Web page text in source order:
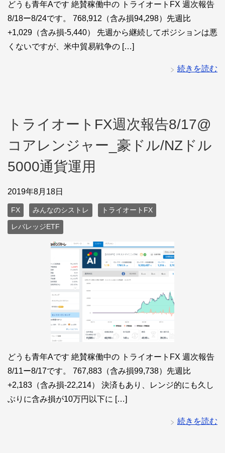
どうも青年Aです 絶賛稼働中の トライオートFX 週次報告
8/18ー8/24です。 768,912（含み損94,298）先週比
+1,029（含み損-5,440） 先週から継続してポジションは悪
くないですが、米中貿易戦争の […]
続きを読む
トライオートFX週次報告8/17@
コアレンジャー_豪ドル/NZドル
5000通貨運用
2019年8月18日
FX みんなのシストレ トライオートFX
レバレッジETF
どうも青年Aです 絶賛稼働中の トライオートFX 週次報告
8/11ー8/17です。 767,883（含み損99,738）先週比
+2,183（含み損-22,214） 決済もあり、レンジ的にも久し
ぶりに含み損が10万円以下に […]
続きを読む